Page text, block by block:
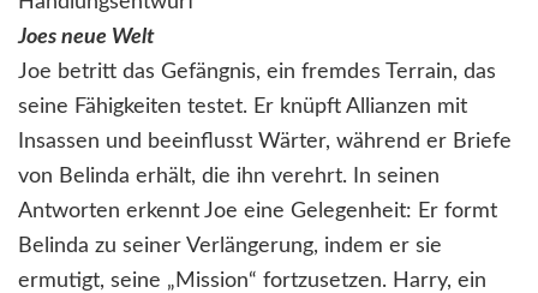
Joes neue Welt
Joe betritt das Gefängnis, ein fremdes Terrain, das
seine Fähigkeiten testet. Er knüpft Allianzen mit
Insassen und beeinflusst Wärter, während er Briefe
von Belinda erhält, die ihn verehrt. In seinen
Antworten erkennt Joe eine Gelegenheit: Er formt
Belinda zu seiner Verlängerung, indem er sie
ermutigt, seine „Mission“ fortzusetzen. Harry, ein